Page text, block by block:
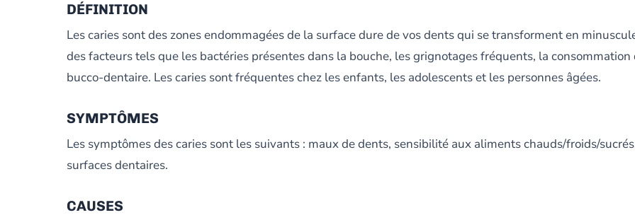
DÉFINITION
Les caries sont des zones endommagées de la surface dure de vos dents qui se transforment en
des facteurs tels que les bactéries présentes dans la bouche, les grignotages fréquents, la
bucco-dentaire. Les caries sont fréquentes chez les enfants, les adolescents et les personnes âgées.
SYMPTÔMES
Les symptômes des caries sont les suivants : maux de dents, sensibilité aux aliments chauds/froids/
surfaces dentaires.
CAUSES